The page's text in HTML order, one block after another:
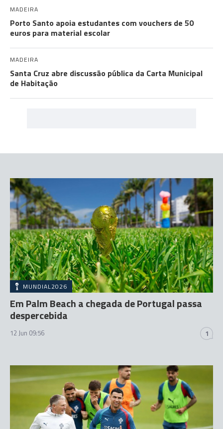
MADEIRA
Porto Santo apoia estudantes com vouchers de 50
euros para material escolar
MADEIRA
Santa Cruz abre discussão pública da Carta Municipal
de Habitação
MUNDIAL2026
Em Palm Beach a chegada de Portugal passa
despercebida
12 Jun 09:56 1